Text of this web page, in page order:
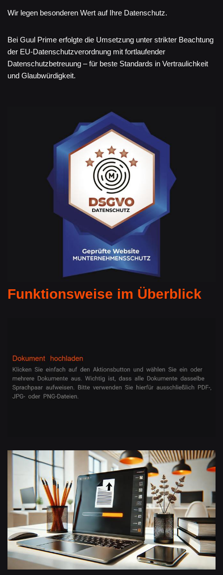
Wir legen besonderen Wert auf Ihre Datenschutz.
Bei Guul Prime erfolgte die Umsetzung unter strikter Beachtung
der EU-Datenschutzverordnung mit fortlaufender
Datenschutzbetreuung – für beste Standards in Vertraulichkeit
und Glaubwürdigkeit.
Funktionsweise im Überblick